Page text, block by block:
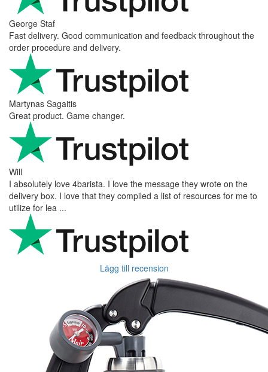
George Staf
Fast delivery. Good communication and feedback throughout the
order procedure and delivery.
Martynas Sagaitis
Great product. Game changer.
Will
I absolutely love 4barista. I love the message they wrote on the
delivery box. I love that they compiled a list of resources for me to
utilize for lea ...
Lägg till recension